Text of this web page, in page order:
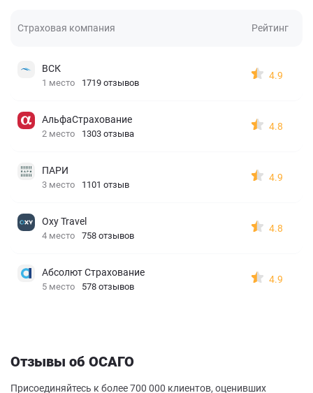
Страховая компания Рейтинг
ВСК
1 место 1719 отзывов
4.9
АльфаСтрахование
2 место 1303 отзыва
4.8
ПАРИ
3 место 1101 отзыв
4.9
Oxy Travel
4 место 758 отзывов
4.8
Абсолют Страхование
5 место 578 отзывов
4.9
Отзывы об ОСАГО
Присоединяйтесь к более 700 000 клиентов, оценивших